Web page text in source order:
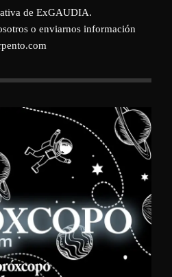
de ExGAUDIA.
o enviarnos información